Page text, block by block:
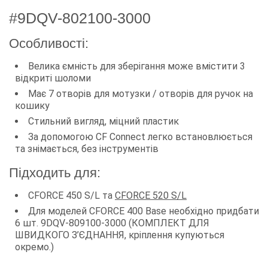
#9DQV-802100-3000
Особливості:
Велика ємність для зберігання може вмістити 3
відкриті шоломи
Має 7 отворів для мотузки / отворів для ручок на
кошику
Стильний вигляд, міцний пластик
За допомогою CF Connect легко встановлюється
та знімається, без інструментів
Підходить для:
CFORCE 450 S/L та CFORCE 520 S/L
Для моделей CFORCE 400 Base необхідно придбати
6 шт. 9DQV-809100-3000 (КОМПЛЕКТ ДЛЯ
ШВИДКОГО З’ЄДНАННЯ, кріплення купуються
окремо.)